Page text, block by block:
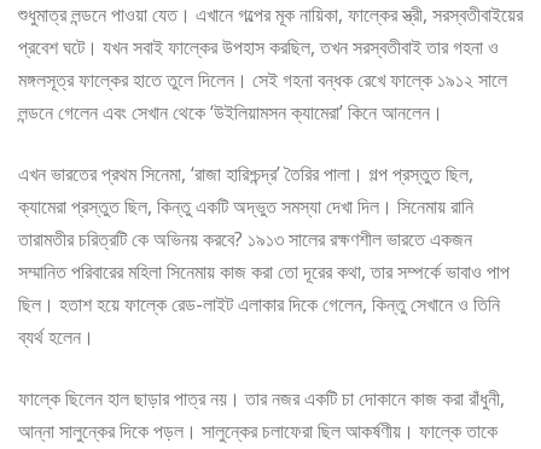
শুধুমাত্র লন্ডনে পাওয়া যেত। এখানে গল্পের মূক নায়িকা, ফাল্কের স্ত্রী, সরস্বতীবাইয়ের
প্রবেশ ঘটে। যখন সবাই ফাল্কের উপহাস করছিল, তখন সরস্বতীবাই তার গহনা ও
মঙ্গলসূত্র ফাল্কের হাতে তুলে দিলেন। সেই গহনা বন্ধক রেখে ফাল্কে ১৯১২ সালে
লন্ডনে গেলেন এবং সেখান থেকে ‘উইলিয়ামসন ক্যামেরা’ কিনে আনলেন।
এখন ভারতের প্রথম সিনেমা, ‘রাজা হারিশ্চন্দ্র’ তৈরির পালা। গল্প প্রস্তুত ছিল,
ক্যামেরা প্রস্তুত ছিল, কিন্তু একটি অদ্ভুত সমস্যা দেখা দিল। সিনেমায় রানি
তারামতীর চরিত্রটি কে অভিনয় করবে? ১৯১৩ সালের রক্ষণশীল ভারতে একজন
সম্মানিত পরিবারের মহিলা সিনেমায় কাজ করা তো দূরের কথা, তার সম্পর্কে ভাবাও পাপ
ছিল। হতাশ হয়ে ফাল্কে রেড-লাইট এলাকার দিকে গেলেন, কিন্তু সেখানে ও তিনি
ব্যর্থ হলেন।
ফাল্কে ছিলেন হাল ছাড়ার পাত্র নয়। তার নজর একটি চা দোকানে কাজ করা রাঁধুনী,
আন্না সালুন্কের দিকে পড়ল। সালুন্কের চলাফেরা ছিল আকর্ষণীয়। ফাল্কে তাকে